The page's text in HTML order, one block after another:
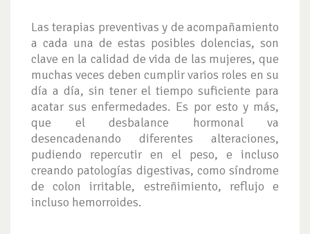
Las terapias preventivas y de acompañamiento
a cada una de estas posibles dolencias, son
clave en la calidad de vida de las mujeres, que
muchas veces deben cumplir varios roles en su
día a día, sin tener el tiempo suficiente para
acatar sus enfermedades. Es por esto y más,
que el desbalance hormonal va
desencadenando diferentes alteraciones,
pudiendo repercutir en el peso, e incluso
creando patologías digestivas, como síndrome
de colon irritable, estreñimiento, reflujo e
incluso hemorroides.